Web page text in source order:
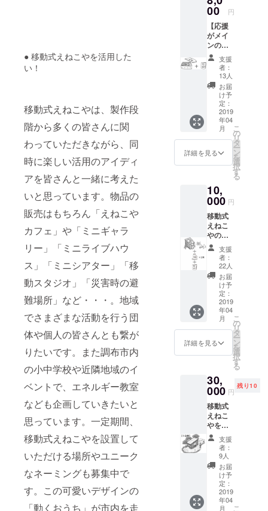
● 移動式えねこやを活用した
い！
移動式えねこやは、製作段
階から多くの皆さんに関
わっていただきながら、同
時に楽しい活用のアイディ
アを皆さんと一緒に考えた
いと思っています。物品の
販売はもちろん「えねこや
カフェ」や「ミニギャラ
リー」「ミニライブハウ
ス」「ミニシアター」「移
動スタジオ」「災害時の避
難場所」など・・・。地域
でさまざまな活動を行う団
体や個人の皆さんとも繋が
りたいです。また調布市内
の小中学校や近隣地域のイ
ベントで、エネルギー教室
なども企画していきたいと
思っています。一定期間、
移動式えねこやを設置して
いただける場所やユニーク
なネーミングも募集中で
す。この可愛いデザインの
「動くおうち」が市内を走
「えねこや
屋台」を運
んでエネル
ギーワーク
ショップを
行うなど、
多様な活動
を重ねてい
ます。今回
の計画であ
えねこや」
ることで、
より多くの
人たちにエ
ネルギーを
考える機会
を広めてい
きたいと考
えていま
す。また同
時に新たな
「えねこや2
号」の建設
に向けた土
地や空き家
中です！よ
ろしくお願
いいたしま
す。
の土日
に開催
予定
（日程
は決ま
り次第
お知ら
せしま
す／雨
天中
止）。
完成後
に、小
冊子
「移動
式えね
をお渡
ししま
す。ま
たえね
こやHP
にお名
前を掲
載させ
て頂き
ます。
※支援
時、必
ず備考
欄にご
希望の
お名前
をご記
ない場
合は
CAMPF
IRE の
ユー
ザー名
を掲載
いたし
ます。
ご了承
くださ
い。
00 円
【応援
がメイ
ンの方
や、遠
方の方
向け】
移動式
えねこ
やの完
成お披
露目会
に参加
できま
す（見
学も
可）。
えねこ
や完成
後に、
小冊子
「移動
式えね
こやの
つくり
かた」
と、
「えね
こやオ
リジナ
ルクッ
キー」
をお送
りしま
HPにお
名前を
掲載さ
せて頂
きま
す。 ※
支援
時、必
ず備考
欄にご
希望の
お名前
をご記
入くだ
支援
者：
13人
お届
け予
定：
2019
年04
月
詳細を見る
こ
の
リ
タ
ー
ン
を
選
択
す
る
10,
000 円
移動式
えねこ
やの製
作ワー
ク
ショッ
プと完
成お披
露目会
に参加
できま
す（見
学も
可）。
ワーク
ショッ
に４月
の土日
に開催
予定
（日程
は決ま
り次第
お知ら
せしま
す／雨
天中
止）。
完成後
に、移
支援
者：
22人
お届
け予
定：
2019
年04
月
詳細を見る
こ
の
リ
タ
ー
ン
を
選
択
す
る
30,
000 円
残り10
移動式
えねこ
やを
「１
日」自
由に
使って
いただ
けます
（日程
につい
支援
者：
9人
お届
け予
定：
2019
年04
月
こ